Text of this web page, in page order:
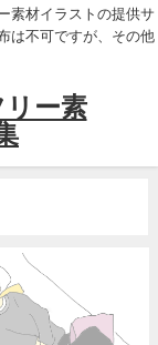
素材イラストの提供サ
は不可ですが、その他
ー素